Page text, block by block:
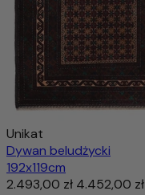
Unikat
Dywan beludżycki
192x119cm
2.493,00 zł 4.452,00 zł